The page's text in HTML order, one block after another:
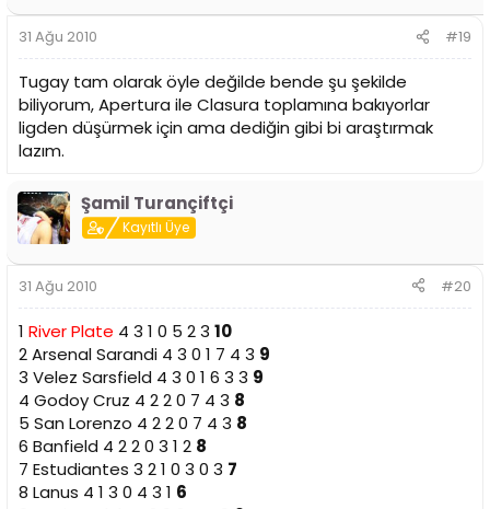
31 Ağu 2010 #19
Tugay tam olarak öyle değilde bende şu şekilde
biliyorum, Apertura ile Clasura toplamına bakıyorlar
ligden düşürmek için ama dediğin gibi bi araştırmak
lazım.
Şamil Turançiftçi
Kayıtlı Üye
31 Ağu 2010 #20
1 River Plate 4 3 1 0 5 2 3 10
2 Arsenal Sarandi 4 3 0 1 7 4 3 9
3 Velez Sarsfield 4 3 0 1 6 3 3 9
4 Godoy Cruz 4 2 2 0 7 4 3 8
5 San Lorenzo 4 2 2 0 7 4 3 8
6 Banfield 4 2 2 0 3 1 2 8
7 Estudiantes 3 2 1 0 3 0 3 7
8 Lanus 4 1 3 0 4 3 1 6